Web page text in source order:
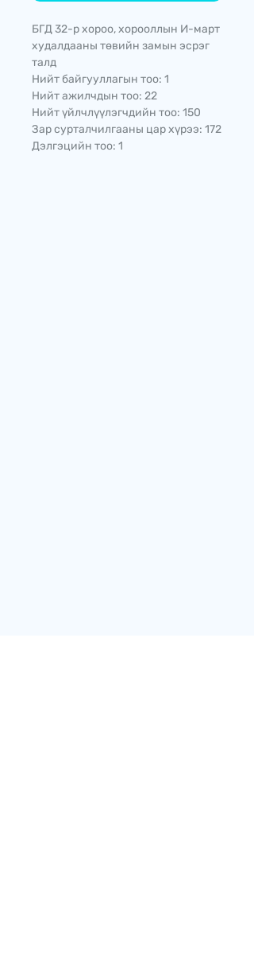
БГД 32-р хороо, хорооллын И-март
худалдааны төвийн замын эсрэг
талд
Нийт байгууллагын тоо: 1
Нийт ажилчдын тоо: 22
Нийт үйлчлүүлэгчдийн тоо: 150
Зар сурталчилгааны цар хүрээ: 172
Дэлгэцийн тоо: 1